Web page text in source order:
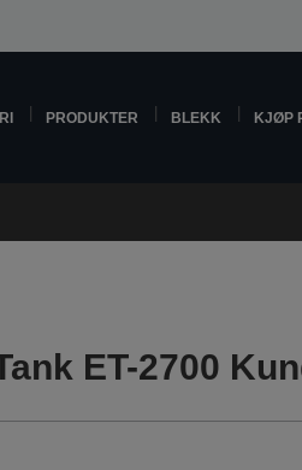
PRODUKTER BLEKK KJØP
ET-2700